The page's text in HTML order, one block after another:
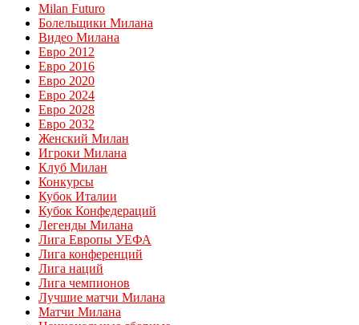
Milan Futuro
Болельщики Милана
Видео Милана
Евро 2012
Евро 2016
Евро 2020
Евро 2024
Евро 2028
Евро 2032
Женский Милан
Игроки Милана
Клуб Милан
Конкурсы
Кубок Италии
Кубок Конфедераций
Легенды Милана
Лига Европы УЕФА
Лига конференций
Лига наций
Лига чемпионов
Лучшие матчи Милана
Матчи Милана